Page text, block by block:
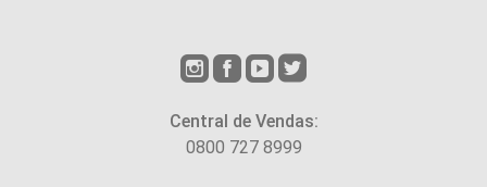
Central de Vendas:
0800 727 8999